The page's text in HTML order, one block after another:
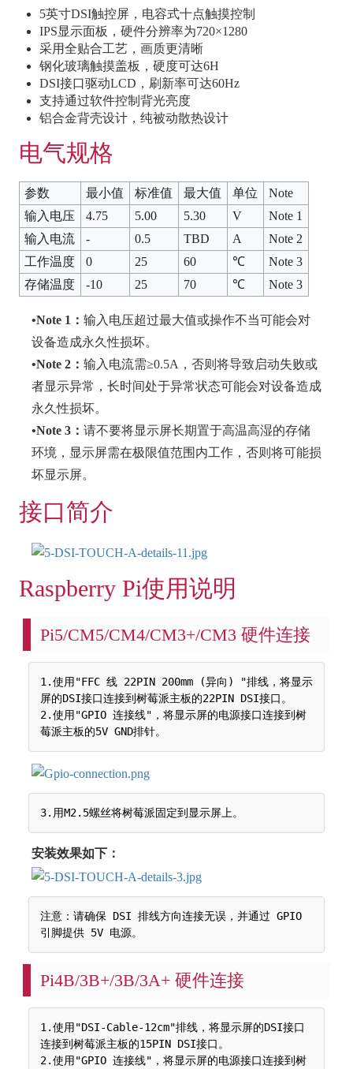
5英寸DSI触控屏，电容式十点触摸控制
IPS显示面板，硬件分辨率为720×1280
采用全贴合工艺，画质更清晰
钢化玻璃触摸盖板，硬度可达6H
DSI接口驱动LCD，刷新率可达60Hz
支持通过软件控制背光亮度
铝合金背壳设计，纯被动散热设计
电气规格
参数 最小值 标准值 最大值 单位
Note
输入电压
4.75 5.00 5.30 V
Note 1
输入电流
- 0.5 TBD A
Note 2
工作温度
0 25 60 ℃
Note 3
存储温度
-10 25 70 ℃ Note 3
•Note 1： 输入电压超过最大值或操作不当可能会对
设备造成永久性损坏。
•Note 2： 输入电流需≥0.5A，否则将导致启动失败或
者显示异常，长时间处于异常状态可能会对设备造成
永久性损坏。
•Note 3： 请不要将显示屏长期置于高温高湿的存储
环境，显示屏需在极限值范围内工作，否则将可能损
坏显示屏。
接口简介
Raspberry Pi使用说明
Pi5/CM5/CM4/CM3+/CM3 硬件连接
1.使用"FFC 线 22PIN 200mm (异向) "排线，将显示
屏的DSI接口连接到树莓派主板的22PIN DSI接口。
2.使用"GPIO 连接线"，将显示屏的电源接口连接到树
安装效果如下：
注意：请确保 DSI 排线方向连接无误，并通过 GPIO
Pi4B/3B+/3B/3A+ 硬件连接
1.使用"DSI-Cable-12cm"排线，将显示屏的DSI接口
连接到树莓派主板的15PIN DSI接口。
2.使用"GPIO 连接线"，将显示屏的电源接口连接到树